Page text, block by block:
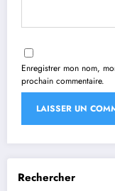
Enregistrer mon nom,
prochain commentaire.
Rechercher